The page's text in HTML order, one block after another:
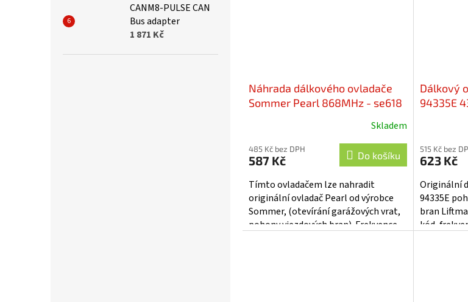
CANM8-PULSE CAN
Bus adapter
1 871 Kč
Náhrada dálkového ovladače
Sommer Pearl 868MHz - se618
Skladem
485 Kč bez DPH
587 Kč Do košíku
Tímto ovladačem lze nahradit
originální ovladač Pearl od výrobce
Sommer, (otevírání garážových vrat,
pohony vjezdových bran). Frekvence
Dálkový
94335E
produktu
je
4,3
z
5
hvězdiček.
515 Kč bez
623 Kč
Originální
94335E
bran
kód,